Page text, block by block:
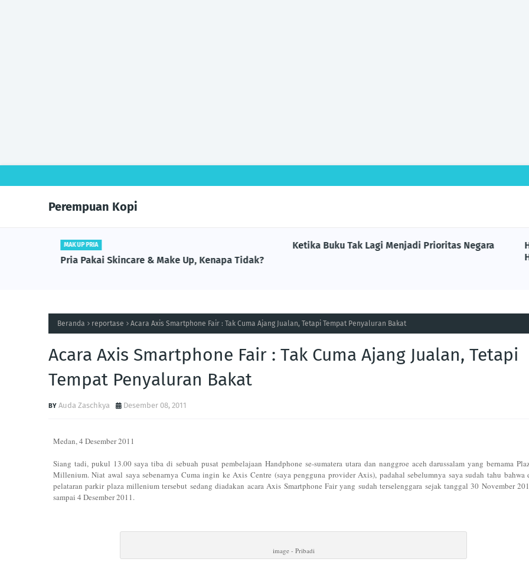
Perempuan Kopi
MAK UP PRIA
Pria Pakai Skincare & Make Up, Kenapa Tidak?
Ketika Buku Tak Lagi Menjadi Prioritas Negara
Beranda reportase Acara Axis Smartphone Fair : Tak Cuma Ajang Jualan, Tetapi Tempat Penyaluran Bakat
Acara Axis Smartphone Fair : Tak Cuma Ajang Jualan, Tetapi
Tempat Penyaluran Bakat
Auda Zaschkya Desember 08, 2011
Medan, 4 Desember 2011
Siang tadi, pukul 13.00 saya tiba di sebuah pusat pembelajaan Handphone se-sumatera utara dan nanggroe aceh darussalam yang bernama
Millenium. Niat awal saya sebenarnya Cuma ingin ke Axis Centre (saya pengguna provider Axis), padahal sebelumnya saya sudah tahu bahwa
pelataran parkir plaza millenium tersebut sedang diadakan acara Axis Smartphone Fair yang sudah terselenggara sejak tanggal 30 November
sampai 4 Desember 2011.
image - Pribadi